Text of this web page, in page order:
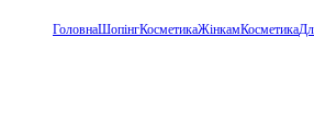
ГоловнаШопінгКосметикаЖінкамКосметика